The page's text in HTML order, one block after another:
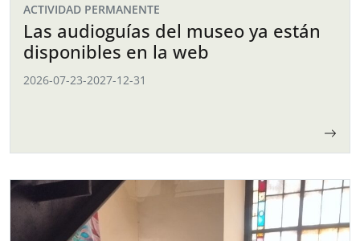
ACTIVIDAD PERMANENTE
Las audioguías del museo ya están
disponibles en la web
2026-07-23-2027-12-31